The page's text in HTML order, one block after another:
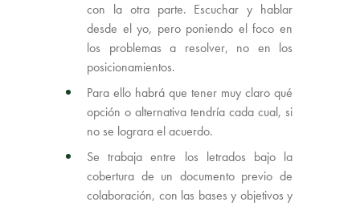
con la otra parte. Escuchar y hablar
desde el yo, pero poniendo el foco en
los problemas a resolver, no en los
posicionamientos.
Para ello habrá que tener muy claro qué
opción o alternativa tendría cada cual, si
no se lograra el acuerdo.
Se trabaja entre los letrados bajo la
cobertura de un documento previo de
colaboración, con las bases y objetivos y